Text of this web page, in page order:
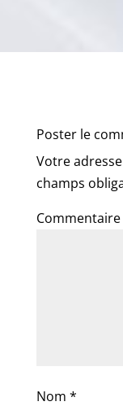
Poster le
Votre
champs
Commentaire
Nom *